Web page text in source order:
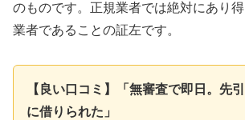
のものです。正規業者では絶対にあり
業者であることの証左です。
【良い口コミ】「無審査で即日。先
に借りられた」